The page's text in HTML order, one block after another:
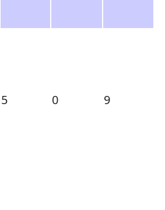
5 0 9